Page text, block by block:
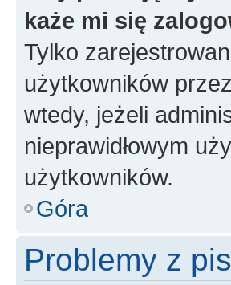
każe mi się
Tylko
użytkowników
wtedy, jeżeli
nieprawidłowym
użytkowników.
Góra
Problemy z